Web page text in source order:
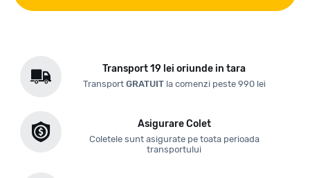
Transport 19 lei oriunde in tara
Transport GRATUITla comenzi peste 990 lei
Asigurare Colet
Coletele sunt asigurate pe toata perioada
transportului